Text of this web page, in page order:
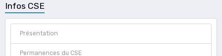
Infos CSE
Présentation
Permanences du CSE